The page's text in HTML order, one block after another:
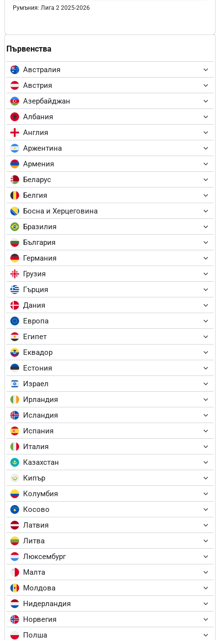
Първенства
Австралия
Австрия
Азербайджан
Албания
Англия
Аржентина
Армения
Беларус
Белгия
Босна и Херцеговина
Бразилия
България
Германия
Грузия
Гърция
Дания
Европа
Египет
Еквадор
Естония
Израел
Ирландия
Исландия
Испания
Италия
Казахстан
Кипър
Колумбия
Косово
Латвия
Литва
Люксембург
Малта
Молдова
Нидерландия
Норвегия
Полша
Румъния: Лига 2 2025-2026